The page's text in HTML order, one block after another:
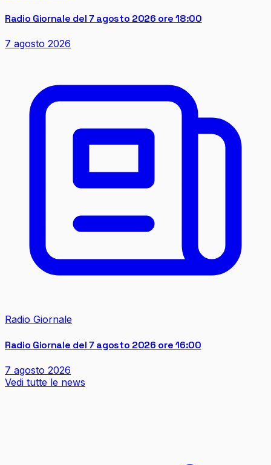
Radio Giornale del 7 agosto 2026 ore 18:00
7 agosto 2026
Radio Giornale
Radio Giornale del 7 agosto 2026 ore 16:00
7 agosto 2026
Vedi tutte le news